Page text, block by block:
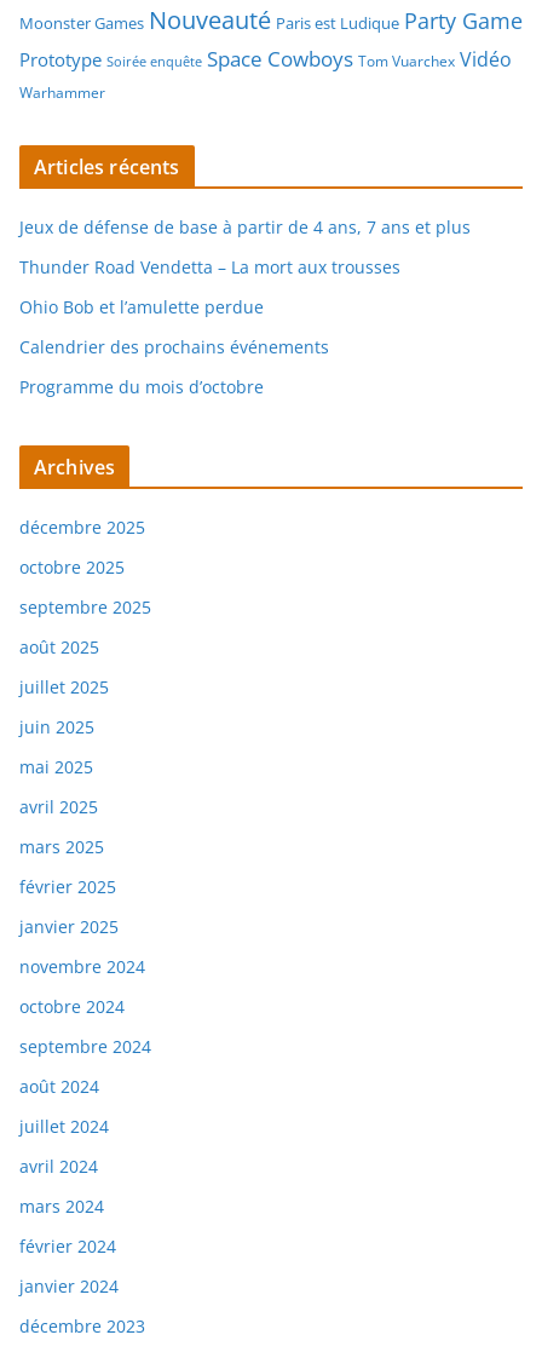
Moonster Games Nouveauté Paris est Ludique Party Game
Prototype Soirée enquête Space Cowboys Tom Vuarchex Vidéo
Warhammer
Articles récents
Jeux de défense de base à partir de 4 ans, 7 ans et plus
Thunder Road Vendetta – La mort aux trousses
Ohio Bob et l’amulette perdue
Calendrier des prochains événements
Programme du mois d’octobre
Archives
décembre 2025
octobre 2025
septembre 2025
août 2025
juillet 2025
juin 2025
mai 2025
avril 2025
mars 2025
février 2025
janvier 2025
novembre 2024
octobre 2024
septembre 2024
août 2024
juillet 2024
avril 2024
mars 2024
février 2024
janvier 2024
décembre 2023